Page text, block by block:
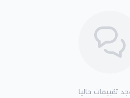
تقييمات حاليا